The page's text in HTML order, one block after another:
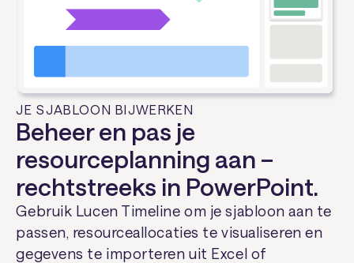
JE SJABLOON BIJWERKEN
Beheer en pas je
resourceplanning aan –
rechtstreeks in PowerPoint.
Gebruik Lucen Timeline om je sjabloon aan te
passen, resourceallocaties te visualiseren en
gegevens te importeren uit Excel of